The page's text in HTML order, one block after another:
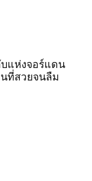
บแห่งจอร์แดน
ที่สวยจนลืม